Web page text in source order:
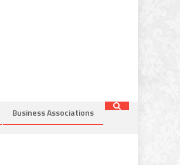
Business Associations